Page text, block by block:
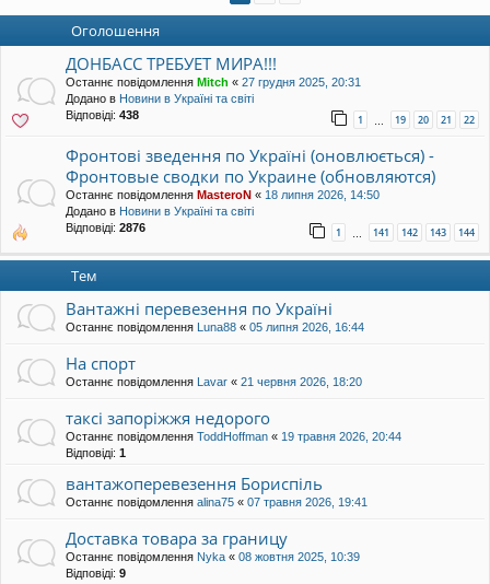
уп
Оголошення
ДОНБАСС ТРЕБУЕТ МИРА!!!
Останнє повідомлення Mitch « 27 грудня 2025, 20:31
Додано в Новини в Україні та світі
Відповіді: 438 1 … 19 20 21 22
Фронтові зведення по Україні (оновлюється) -
Фронтовые сводки по Украине (обновляются)
Останнє повідомлення MasteroN « 18 липня 2026, 14:50
Додано в Новини в Україні та світі
Відповіді: 2876 1 … 141 142 143 144
Тем
Вантажні перевезення по Україні
Останнє повідомлення Luna88 « 05 липня 2026, 16:44
На спорт
Останнє повідомлення Lavar « 21 червня 2026, 18:20
таксі запоріжжя недорого
Останнє повідомлення ToddHoffman « 19 травня 2026, 20:44
Відповіді: 1
вантажоперевезення Бориспіль
Останнє повідомлення alina75 « 07 травня 2026, 19:41
Доставка товара за границу
Останнє повідомлення Nyka « 08 жовтня 2025, 10:39
Відповіді: 9